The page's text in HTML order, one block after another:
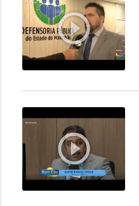
play_circle_outline
play_circle_outline